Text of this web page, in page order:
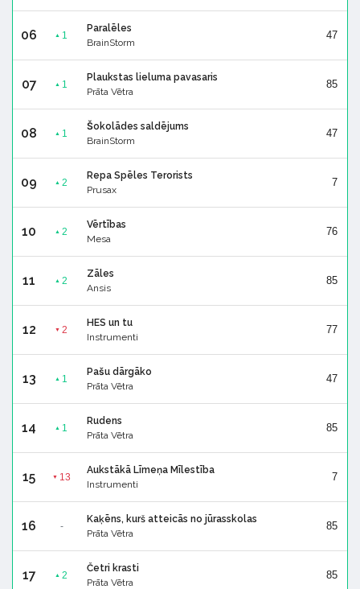
06 ▲ 1
Paralēles
BrainStorm
47
07 ▲ 1
Plaukstas lieluma pavasaris
Prāta Vētra
85
08 ▲ 1
Šokolādes saldējums
BrainStorm
47
09 ▲ 2
Repa Spēles Terorists
Prusax
7
10 ▲ 2
Vērtības
Mesa
76
11 ▲ 2
Zāles
Ansis
85
12 ▼ 2
HES un tu
Instrumenti
77
13 ▲ 1
Pašu dārgāko
Prāta Vētra
47
14 ▲ 1
Rudens
Prāta Vētra
85
15 ▼ 13
Aukstākā Līmeņa Mīlestība
Instrumenti
7
16 -
Kaķēns, kurš atteicās no jūrasskolas
Prāta Vētra
85
17 ▲ 2
Četri krasti
Prāta Vētra
85